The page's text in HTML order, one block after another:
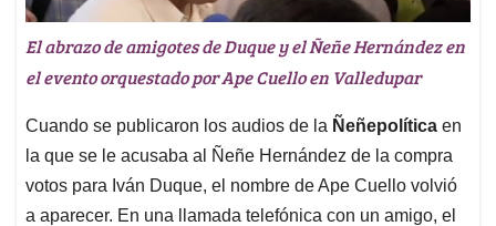
El abrazo de amigotes de Duque y el Ñeñe Hernández en
el evento orquestado por Ape Cuello en Valledupar
Cuando se publicaron los audios de la Ñeñepolítica en
la que se le acusaba al Ñeñe Hernández de la compra
votos para Iván Duque, el nombre de Ape Cuello volvió
a aparecer. En una llamada telefónica con un amigo, el